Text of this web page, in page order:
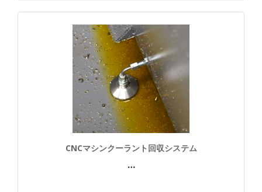
CNCマシンクーラント回収システム
…